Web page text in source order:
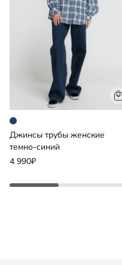
Джинсы трубы женские
темно-синий
4 990₽